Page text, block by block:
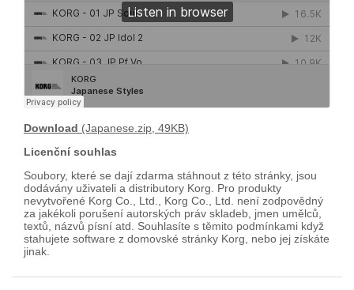
Download (Japanese.zip, 49KB)
Licenční souhlas
Soubory, které se dají zdarma stáhnout z této stránky, jsou
dodávány uživateli a distributory Korg. Pro produkty
nevytvořené Korg Co., Ltd., Korg Co., Ltd. není zodpovědný
za jakékoli porušení autorských práv skladeb, jmen umělců,
textů, názvů písní atd. Souhlasíte s těmito podmínkami když
stahujete software z domovské stránky Korg, nebo jej získáte
jinak.